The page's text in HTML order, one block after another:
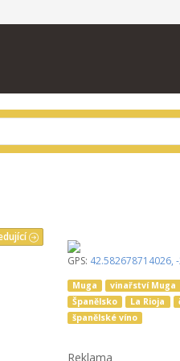
GPS: 42.582678714026,
Muga vinařství Muga
Španělsko
La Rioja
španělské víno
Reklama